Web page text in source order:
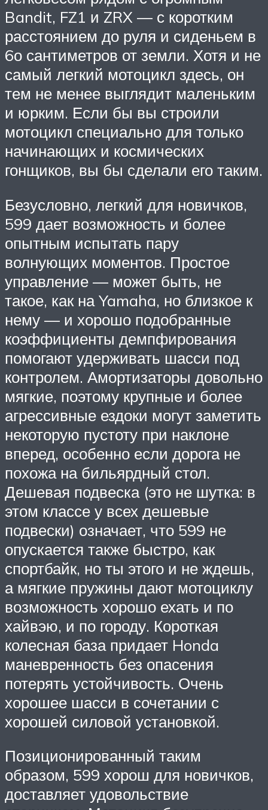
Bandit, FZ1 и ZRX — с коротким
расстоянием до руля и сиденьем в
6о сантиметров от земли. Хотя и не
самый легкий мотоцикл здесь, он
тем не менее выглядит маленьким
и юрким. Если бы вы строили
мотоцикл специально для только
начинающих и космических
гонщиков, вы бы сделали его таким.
Безусловно, легкий для новичков,
599 дает возможность и более
опытным испытать пару
волнующих моментов. Простое
управление — может быть, не
такое, как на Yamaha, но близкое к
нему — и хорошо подобранные
коэффициенты демпфирования
помогают удерживать шасси под
контролем. Амортизаторы довольно
мягкие, поэтому крупные и более
агрессивные ездоки могут заметить
некоторую пустоту при наклоне
вперед, особенно если дорога не
похожа на бильярдный стол.
Дешевая подвеска (это не шутка: в
этом классе у всех дешевые
подвески) означает, что 599 не
опускается также быстро, как
спортбайк, но ты этого и не ждешь,
а мягкие пружины дают мотоциклу
возможность хорошо ехать и по
хайвэю, и по городу. Короткая
колесная база придает Honda
маневренность без опасения
потерять устойчивость. Очень
хорошее шасси в сочетании с
хорошей силовой установкой.
Позиционированный таким
образом, 599 хорош для новичков,
доставляет удовольствие